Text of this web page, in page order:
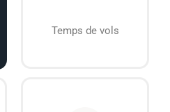
Temps de vols